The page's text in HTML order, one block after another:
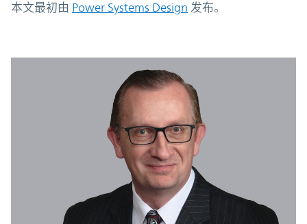
本文最初由 Power Systems Design 发布。